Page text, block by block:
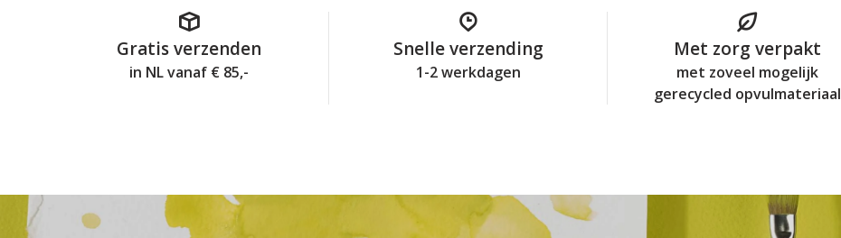
Gratis verzenden
in NL vanaf € 85,-
Snelle verzending
1-2 werkdagen
Met zorg verpakt
met zoveel mogelijk
gerecycled opvulmateriaal